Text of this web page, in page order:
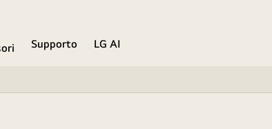
Supporto
LG AI